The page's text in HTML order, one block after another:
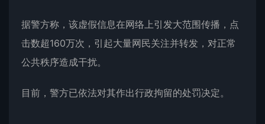
据警方称，该虚假信息在网络上引发大范围传播，点
击数超160万次，引起大量网民关注并转发，对正常
公共秩序造成干扰。
目前，警方已依法对其作出行政拘留的处罚决定。